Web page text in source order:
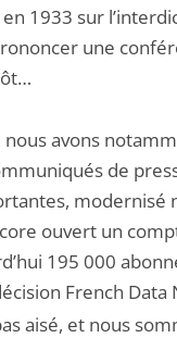
en 1933 sur
une
nous avons
de
modernisé
ouvert un
195 000
French
aisé, et nous